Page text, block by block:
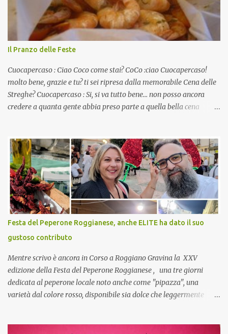
Il Pranzo delle Feste
Cuocapercaso : Ciao Coco come stai? CoCo :ciao Cuocapercaso!
molto bene, grazie e tu? ti sei ripresa dalla memorabile Cena delle
Streghe? Cuocapercaso : Si, si va tutto bene… non posso ancora
credere a quanta gente abbia preso parte a quella bella cena
pranzo, racconta un po'! Perchè io avrò ospiti e cerco degli spunti...
Cuocapercaso : A dire il vero domenica prossima non preparo
nulla perché vado al Pranzo Aziendale di fine anno organizzato dai
mie capi! CoCo : Pranzo aziendale? Una bella idea! Cuocapercaso :
si, è un modo per riunirsi tutti a fine anno e tirare le somme…
naturalmente mangiando tutti insieme, con grande convivialità!
CoCo : è naturale il cibo, come sappiamo bene, funziona spesso da
collante e anche nel lavoro riesce a creare spesso l’ambiente
favorevole per molte belle opportunità, non trovi? Cuocapercaso :
Si, concordo! …addirittura si dice...
Festa del Peperone Roggianese, anche ELITE ha dato il suo
gustoso contributo
Mentre scrivo è ancora in Corso a Roggiano Gravina la XXV
edizione della Festa del Peperone Roggianese , una tre giorni
dedicata al peperone locale noto anche come "pipazza", una
varietà dal colore rosso, disponibile sia dolce che leggermente
(Pat) della Calabria. Un ingrediente versatile in cucina, utilizzato